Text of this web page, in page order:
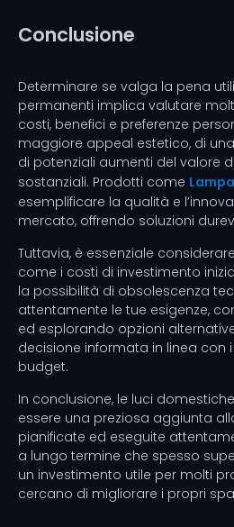
Conclusione
Determinare se valga la pena
permanenti implica valutare
costi, benefici e preferenze
maggiore appeal estetico, di
di potenziali aumenti del valore
sostanziali. Prodotti come
esemplificare la qualità e
mercato, offrendo soluzioni
Tuttavia, è essenziale
come i costi di investimento
la possibilità di obsolescenza
attentamente le tue esigenze,
ed esplorando opzioni
decisione informata in linea con
budget.
In conclusione, le luci
essere una preziosa aggiunta
pianificate ed eseguite
a lungo termine che spesso
un investimento utile per molti
cercano di migliorare i propri